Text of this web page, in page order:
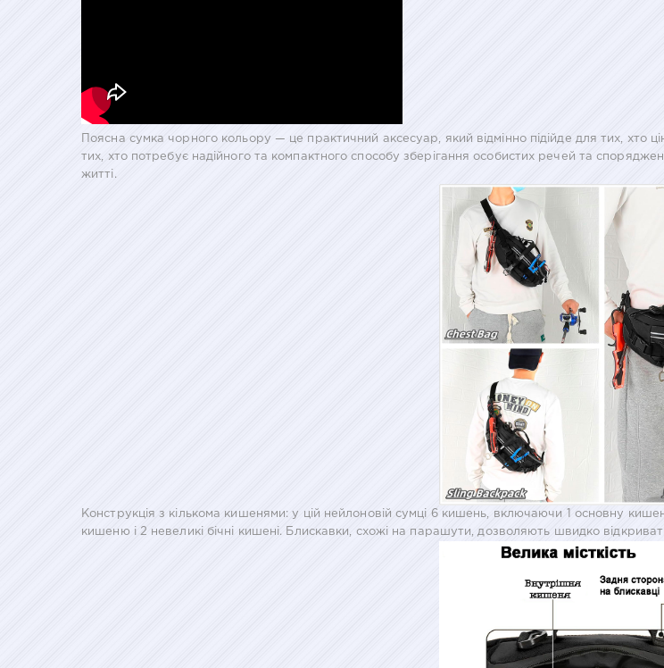
Поясна сумка чорного кольору — це практичний аксесуар, який відмінно підійде для тих, хто
тих, хто потребує надійного та компактного способу зберігання особистих речей та
житті.
Конструкція з кількома кишенями: у цій нейлоновій сумці 6 кишень, включаючи 1 основну
кишеню і 2 невеликі бічні кишені. Блискавки, схожі на парашути, дозволяють швидко